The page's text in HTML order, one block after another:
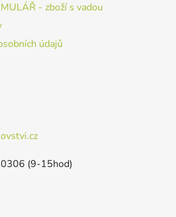
- zboží s vadou
údajů
(9-15hod)